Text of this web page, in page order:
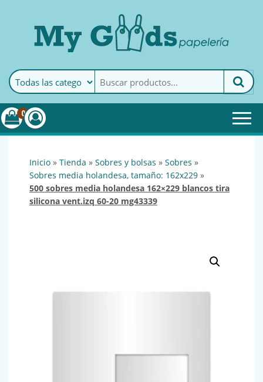
MyGoods · PapeleríaMy Goods es tu papelería
online de confianza. Podrás
encontrar todo lo necesario
0
inicio » tienda » sobres y bolsas » sobres »
sobres media holandesa, tamaño: 162x229 »
500 sobres media holandesa 162×229 blancos tira
silicona vent.izq 60-20 mg43339